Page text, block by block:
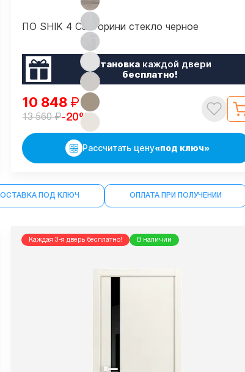
ПО SHIK 4 Санторини стекло черное
Установкакаждой двери
бесплатно!
10 848 ₽
13 560₽-20%
Рассчитать цену«под ключ»
ПОД КЛЮЧ ОПЛАТА ПРИ ПОЛУЧЕНИИ
Каждая 3-я дверь бесплатно! В наличии